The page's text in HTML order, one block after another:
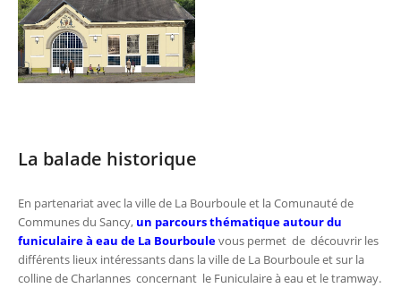
La balade historique
En partenariat avec la ville de La Bourboule et la Comunauté de
Communes du Sancy, un parcours thématique autour du
funiculaire à eau de La Bourboulevous permet de découvrir les
différents lieux intéressants dans la ville de La Bourboule et sur la
colline de Charlannes concernant le Funiculaire à eau et le tramway.